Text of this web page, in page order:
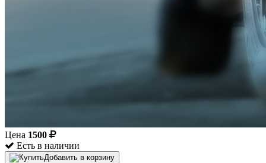
Цена 1500
Есть в наличии
Добавить в корзину